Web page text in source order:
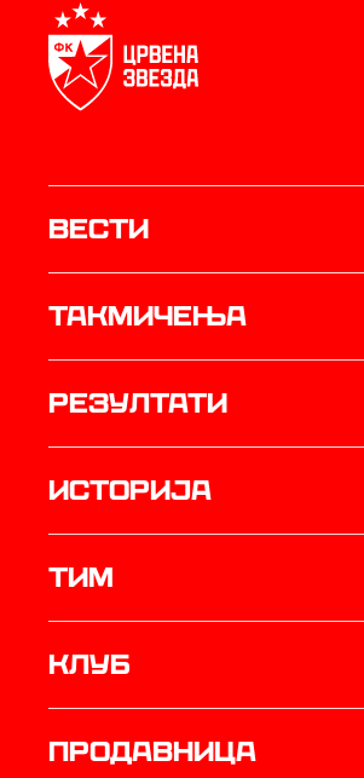
Вести
Такмичења
резултати
историја
ТИМ
Клуб
продавница